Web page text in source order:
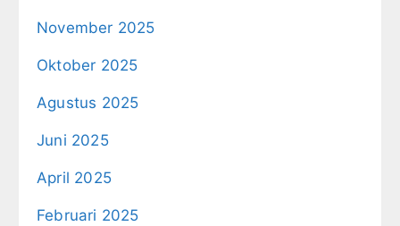
November 2025
Oktober 2025
Agustus 2025
Juni 2025
April 2025
Februari 2025